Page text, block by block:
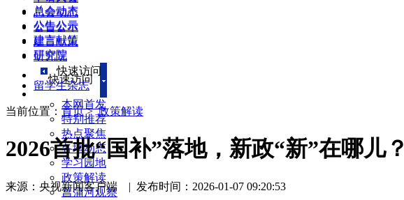
总会动态
公告公示
建言献策
研究院
快速访问
本网首发
特别推荐
热点聚焦
各地动态
学习园地
政策解读
菖蒲河观察
总会动态
公告公示
建言献策
研究院
快速访问
留学生杂志
当前位置： 首页>政策解读
2026首批“国补”落地，新政“新”在哪儿？
来源：央视新闻客户端 | 发布时间：2026-01-07 09:20:53